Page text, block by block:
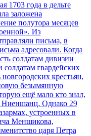
1703 года в дельте
заложена
полутора месяцев
Из
письма, в
адресовали. Когда
солдатам дивизии
гвардейских
крестьян,
безымянную
ещё мало кто знал,
Однако 29
устроенных в
Меншикова,
царя Петра